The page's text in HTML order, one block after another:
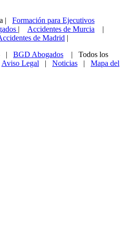
| Formación para Ejecutivos
| Accidentes de Murcia |
de Madrid |
| BGD Abogados | Todos los
Aviso Legal | Noticias | Mapa del